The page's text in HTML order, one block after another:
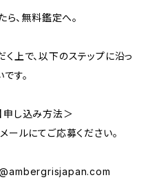
ら、無料鑑定へ。
上で、以下のステップに沿っ
です。
申し込み方法＞
ールにてご応募ください。